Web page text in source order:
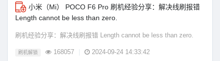
小米（Mi） POCO F6 Pro 刷机经验分享：解决线刷报错
Length cannot be less than zero.
刷机经验分享：解决线刷报错 Length cannot be less than zero.
刷机解锁 168057 2024-09-24 14:33:42